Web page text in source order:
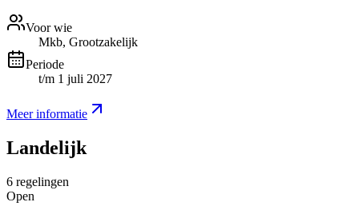
Voor wie
Mkb, Grootzakelijk
Periode
t/m 1 juli 2027
Meer informatie
Landelijk
6 regelingen
Open